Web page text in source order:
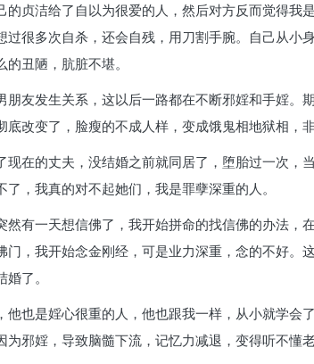
的贞洁给了自以为很爱的人，然后对方反而觉得我
过很多次自杀，还会自残，用刀割手腕。自己从
丑陋，肮脏不堪。
朋友发生关系，这以后一路都在不断邪婬和手婬
改变了，脸瘦的不成人样，变成饿鬼相地狱相，非
现在的丈夫，没结婚之前就同居了，堕胎过一次
，我真的对不起她们，我是罪孽深重的人。
然有一天想信佛了，我开始拼命的找信佛的办法
门，我开始念金刚经，可是业力深重，念的不好
了。
他也是婬心很重的人，他也跟我一样，从小就学
为邪婬，导致脑髓下流，记忆力减退，变得听不懂